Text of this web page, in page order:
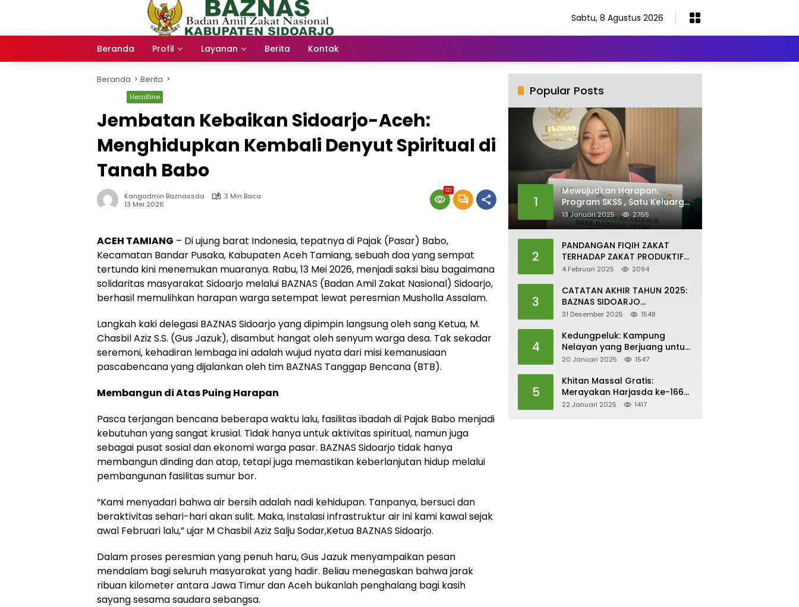
Sabtu, 8 Agustus 2026
Beranda Profil Layanan Berita Kontak
Beranda Berita
Headline
Jembatan Kebaikan Sidoarjo-Aceh:
Menghidupkan Kembali Denyut Spiritual di
Tanah Babo
Kangadmin Baznassda
3 Min Baca
13 Mei 2026
121
ACEH TAMIANG – Di ujung barat Indonesia, tepatnya di Pajak (Pasar) Babo,
Kecamatan Bandar Pusaka, Kabupaten Aceh Tamiang, sebuah doa yang sempat
tertunda kini menemukan muaranya. Rabu, 13 Mei 2026, menjadi saksi bisu bagaimana
solidaritas masyarakat Sidoarjo melalui BAZNAS (Badan Amil Zakat Nasional) Sidoarjo,
berhasil memulihkan harapan warga setempat lewat peresmian Musholla Assalam.
Langkah kaki delegasi BAZNAS Sidoarjo yang dipimpin langsung oleh sang Ketua, M.
Chasbil Aziz S.S. (Gus Jazuk), disambut hangat oleh senyum warga desa. Tak sekadar
seremoni, kehadiran lembaga ini adalah wujud nyata dari misi kemanusiaan
pascabencana yang dijalankan oleh tim BAZNAS Tanggap Bencana (BTB).
Membangun di Atas Puing Harapan
Pasca terjangan bencana beberapa waktu lalu, fasilitas ibadah di Pajak Babo menjadi
kebutuhan yang sangat krusial. Tidak hanya untuk aktivitas spiritual, namun juga
sebagai pusat sosial dan ekonomi warga pasar. BAZNAS Sidoarjo tidak hanya
membangun dinding dan atap, tetapi juga memastikan keberlanjutan hidup melalui
pembangunan fasilitas sumur bor.
“Kami menyadari bahwa air bersih adalah nadi kehidupan. Tanpanya, bersuci dan
beraktivitas sehari-hari akan sulit. Maka, instalasi infrastruktur air ini kami kawal sejak
awal Februari lalu,” ujar M Chasbil Aziz Salju Sodar,Ketua BAZNAS Sidoarjo.
Dalam proses peresmian yang penuh haru, Gus Jazuk menyampaikan pesan
mendalam bagi seluruh masyarakat yang hadir. Beliau menegaskan bahwa jarak
ribuan kilometer antara Jawa Timur dan Aceh bukanlah penghalang bagi kasih
sayang sesama saudara sebangsa.
Popular Posts
1
Mewujudkan Harapan:
Program SKSS , Satu Keluarga
Satu Sarjana Baznas
13 Januari 2025 2765
2
PANDANGAN FIQIH ZAKAT
TERHADAP ZAKAT PRODUKTIF
UNTUK PEKERJAAN LAYAK DAN
SESUAI DENGAN SDGs
4 Februari 2025 2094
3
CATATAN AKHIR TAHUN 2025:
BAZNAS SIDOARJO
TUNTASKAN 238 RUMAH LAYAK
31 Desember 2025 1548
4
Kedungpeluk: Kampung
Nelayan yang Berjuang untuk
Hidup Layak
20 Januari 2025 1547
5
Khitan Massal Gratis:
Merayakan Harjasda ke-166
dengan Kasih Sayang dan
22 Januari 2025 1417